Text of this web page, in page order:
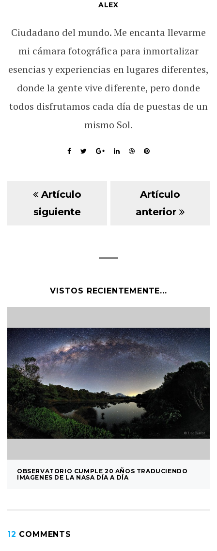
ALEX
Ciudadano del mundo. Me encanta llevarme
mi cámara fotográfica para inmortalizar
esencias y experiencias en lugares diferentes,
donde la gente vive diferente, pero donde
todos disfrutamos cada día de puestas de un
mismo Sol.
Artículo
siguiente
Artículo
anterior
VISTOS RECIENTEMENTE...
OBSERVATORIO CUMPLE 20 AÑOS TRADUCIENDO
IMAGENES DE LA NASA DÍA A DÍA
12 COMMENTS